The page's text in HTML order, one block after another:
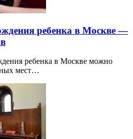
ребенка в Москве —
ребенка в Москве можно
мест…